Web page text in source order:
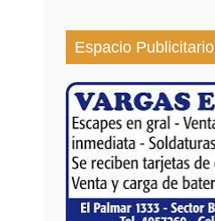
Espacio Publicitario